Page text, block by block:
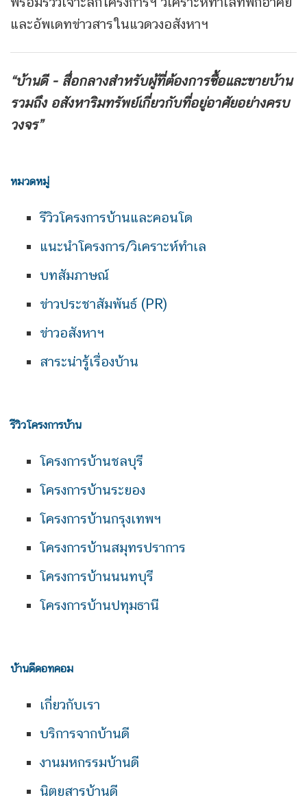
และอัพเดทข่าวสารในแวดวงอสังหาฯ
“บ้านดี - สื่อกลางสำหรับผู้ที่ต้องการซื้อและขายบ้าน
รวมถึง อสังหาริมทรัพย์เกี่ยวกับที่อยู่อาศัยอย่างครบ
วงจร”
หมวดหมู่
รีวิวโครงการบ้านและคอนโด
แนะนำโครงการ/วิเคราะห์ทำเล
บทสัมภาษณ์
ข่าวประชาสัมพันธ์ (PR)
ข่าวอสังหาฯ
สาระน่ารู้เรื่องบ้าน
รีวิวโครงการบ้าน
โครงการบ้านชลบุรี
โครงการบ้านระยอง
โครงการบ้านกรุงเทพฯ
โครงการบ้านสมุทรปราการ
โครงการบ้านนนทบุรี
โครงการบ้านปทุมธานี
บ้านดีดอทคอม
เกี่ยวกับเรา
บริการจากบ้านดี
งานมหกรรมบ้านดี
นิตยสารบ้านดี